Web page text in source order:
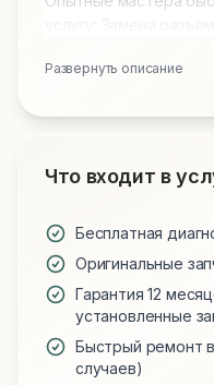
Развернуть описание
Что входит в
Бесплатная
Оригинальные
Гарантия 12
установленные
Быстрый ремонт
случаев)